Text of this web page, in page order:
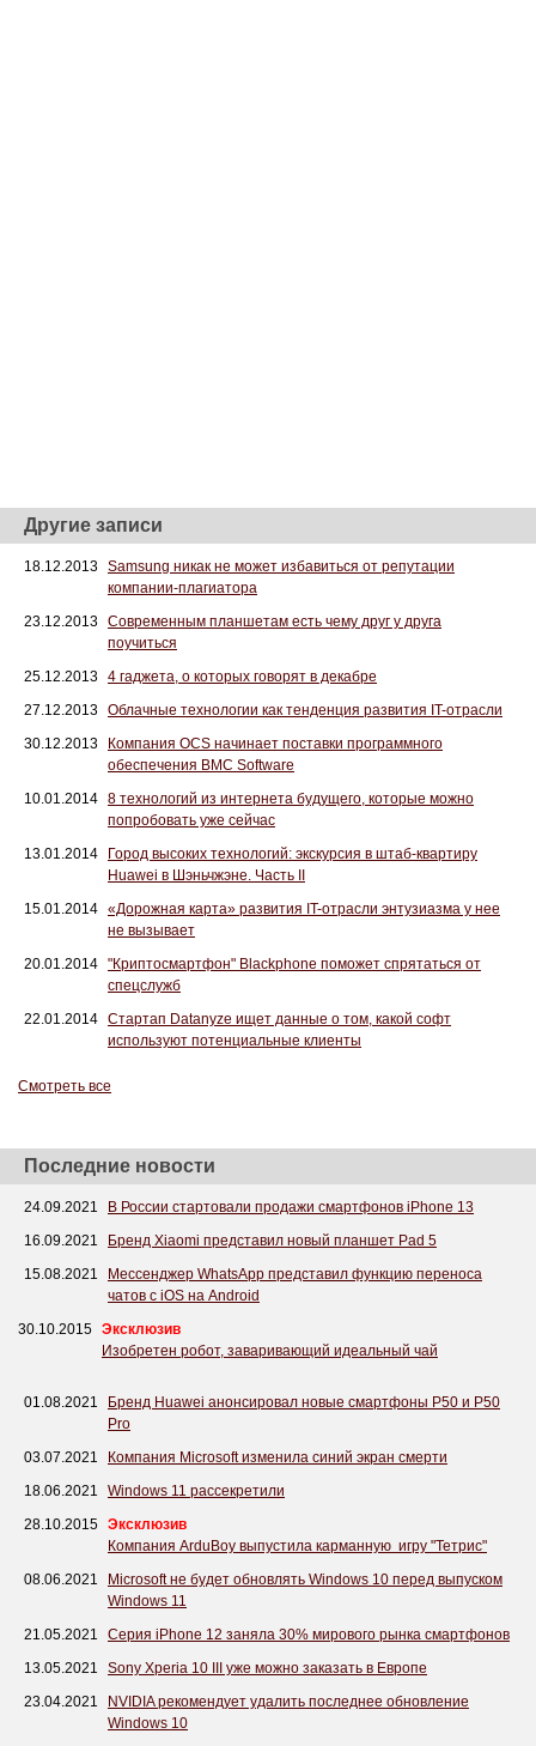
Другие записи
18.12.2013 Samsung никак не может избавиться от репутации
компании-плагиатора
23.12.2013 Современным планшетам есть чему друг у друга
поучиться
25.12.2013 4 гаджета, о которых говорят в декабре
27.12.2013 Облачные технологии как тенденция развития IT-отрасли
30.12.2013
Компания OCS начинает поставки программного
обеспечения BMC Software
10.01.2014 8 технологий из интернета будущего, которые можно
попробовать уже сейчас
13.01.2014
Город высоких технологий: экскурсия в штаб-квартиру
Huawei в Шэньчжэне. Часть II
15.01.2014 «Дорожная карта» развития IT-отрасли энтузиазма у нее
не вызывает
20.01.2014 "Криптосмартфон" Blackphone поможет спрятаться от
спецслужб
22.01.2014 Стартап Datanyze ищет данные о том, какой софт
используют потенциальные клиенты
Смотреть все
Последние новости
24.09.2021
В России стартовали продажи смартфонов iPhone 13
16.09.2021
Бренд Xiaomi представил новый планшет Pad 5
15.08.2021
Мессенджер WhatsApp представил функцию переноса
чатов с iOS на Android
30.10.2015 Эксклюзив
Изобретен робот, заваривающий идеальный чай
01.08.2021
Бренд Huawei анонсировал новые смартфоны P50 и P50
Pro
03.07.2021
Компания Microsoft изменила синий экран смерти
18.06.2021
Windows 11 рассекретили
28.10.2015 Эксклюзив
Компания ArduBoy выпустила карманную игру "Тетрис"
08.06.2021
Microsoft не будет обновлять Windows 10 перед выпуском
Windows 11
21.05.2021
Серия iPhone 12 заняла 30% мирового рынка смартфонов
13.05.2021
Sony Xperia 10 III уже можно заказать в Европе
23.04.2021
NVIDIA рекомендует удалить последнее обновление
Windows 10